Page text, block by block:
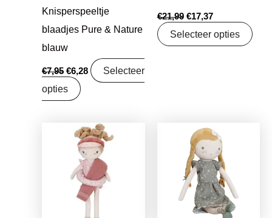
Knisperspeeltje
blaadjes Pure & Nature
blauw
€7,95 €6,28
Selecteer
opties
€21,99 €17,37
Selecteer opties
Oorspronkelijke
prijs
was:
€19,99.
Huidige
prijs
is:
€14,99.
Oorspronkelijke
prijs
was:
€16,99.
Huidige
prijs
is:
€13,42.